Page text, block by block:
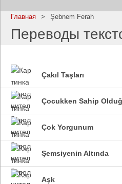
Все песни
Главная > Şebnem Ferah
Переводы
Çakıl Taşları
Çocukken Sahip
Çok Yorgunum
Şemsiyenin Altında
Aşk